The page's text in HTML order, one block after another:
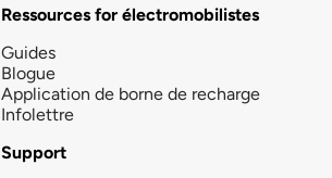
Ressources for électromobilistes
Guides
Blogue
Application de borne de recharge
Infolettre
Support